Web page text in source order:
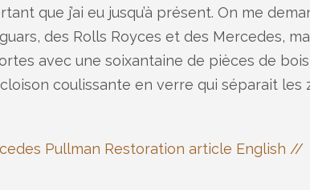
que j’ai eu jusqu’à présent. On me
des Rolls Royces et des Mercedes,
avec une soixantaine de pièces de
coulissante en verre qui séparait les
Pullman Restoration article English //